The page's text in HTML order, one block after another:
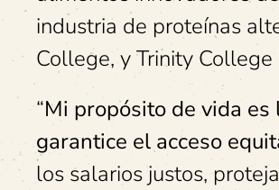
industria de proteínas
College, y Trinity
“Mi propósito de vida
garantice el acceso
los salarios justos,